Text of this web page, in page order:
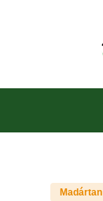
Madártan